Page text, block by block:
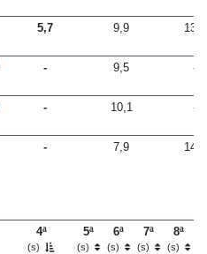
5,7 9,9 13,2
- 9,5 -
- 10,1 -
- 7,9 14,1
4ª
(s)
5ª
(s)
6ª
(s)
7ª
(s)
8ª
(s)